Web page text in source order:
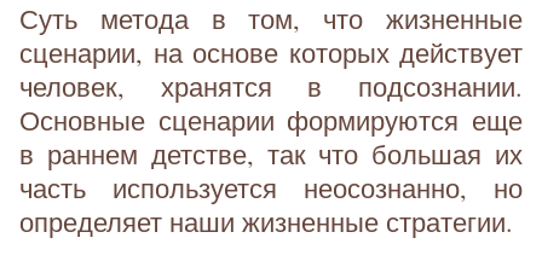
Суть метода в том, что жизненные
сценарии, на основе которых действует
человек, хранятся в подсознании.
Основные сценарии формируются еще
в раннем детстве, так что большая их
часть используется неосознанно, но
определяет наши жизненные стратегии.